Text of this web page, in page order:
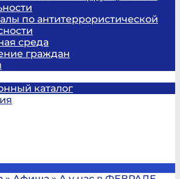
по антитеррористической
среда
граждан
каталог